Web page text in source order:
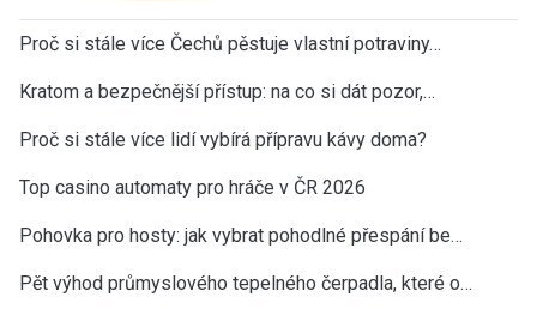
Proč si stále více Čechů pěstuje vlastní potraviny…
Kratom a bezpečnější přístup: na co si dát pozor,…
Proč si stále více lidí vybírá přípravu kávy doma?
Top casino automaty pro hráče v ČR 2026
Pohovka pro hosty: jak vybrat pohodlné přespání be…
Pět výhod průmyslového tepelného čerpadla, které o…